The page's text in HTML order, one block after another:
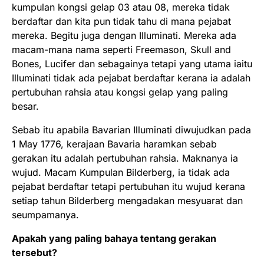
kumpulan kongsi gelap 03 atau 08, mereka tidak
berdaftar dan kita pun tidak tahu di mana pejabat
mereka. Begitu juga dengan Illuminati. Mereka ada
macam-mana nama seperti Freemason, Skull and
Bones, Lucifer dan sebagainya tetapi yang utama iaitu
Illuminati tidak ada pejabat berdaftar kerana ia adalah
pertubuhan rahsia atau kongsi gelap yang paling
besar.
Sebab itu apabila Bavarian Illuminati diwujudkan pada
1 May 1776, kerajaan Bavaria haramkan sebab
gerakan itu adalah pertubuhan rahsia. Maknanya ia
wujud. Macam Kumpulan Bilderberg, ia tidak ada
pejabat berdaftar tetapi pertubuhan itu wujud kerana
setiap tahun Bilderberg mengadakan mesyuarat dan
seumpamanya.
Apakah yang paling bahaya tentang gerakan
tersebut?